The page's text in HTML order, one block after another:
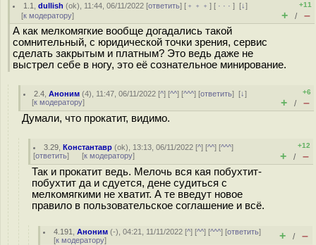
1.1 ,dullish (ok), 11:44, 06/11/2022 [ответить] [ ﹢﹢﹢] [ · · ·][↓]
[к модератору]
+11
+ / –
А как мелкомягкие вообще догадались такой
сомнительный, с юридической точки зрения, сервис
сделать закрытым и платным? Это ведь даже не
выстрел себе в ногу, это её сознательное минирование.
2.4 ,Аноним (4), 11:47, 06/11/2022 [^] [^^] [^^^] [ответить][↓]
[к модератору]
+6
+ / –
Думали, что прокатит, видимо.
3.29 ,Константавр (ok), 13:13, 06/11/2022 [^] [^^] [^^^]
[ответить] [к модератору]
+12
+ / –
Так и прокатит ведь. Мелочь вся кая побухтит-
побухтит да и сдуется, дене судиться с
мелкомягкими не хватит. А те введут новое
правило в пользовательское соглашение и всё.
4.191 ,Аноним (-), 04:21, 11/11/2022 [^] [^^] [^^^] [ответить]
[к модератору] + / –